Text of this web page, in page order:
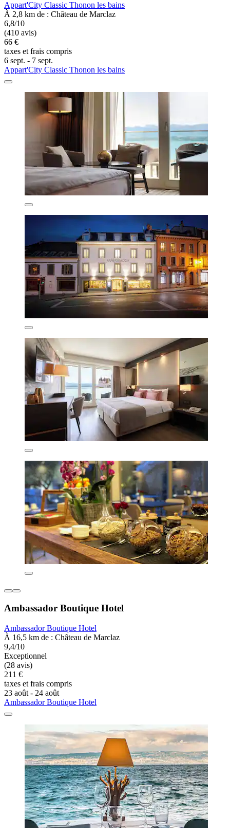
Appart'City Classic Thonon les bains
À 2,8 km de : Château de Marclaz
6,8/10
(410 avis)
66 €
taxes et frais compris
6 sept. - 7 sept.
Appart'City Classic Thonon les bains
Ambassador Boutique Hotel
Ambassador Boutique Hotel
À 16,5 km de : Château de Marclaz
9,4/10
Exceptionnel
(28 avis)
211 €
taxes et frais compris
23 août - 24 août
Ambassador Boutique Hotel